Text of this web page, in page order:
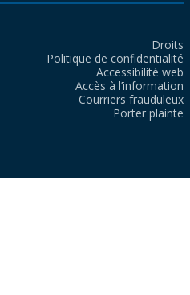
Droits
Politique de confidentialité
Accessibilité web
Accès à l’information
Courriers frauduleux
Porter plainte